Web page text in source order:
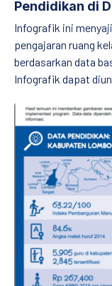
Pendidikan di
Infografik ini
pengajaran ruang
berdasarkan data
Infografik dapat
Infografik: Temuan